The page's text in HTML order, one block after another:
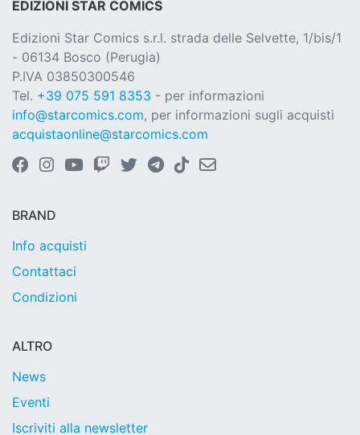
EDIZIONI STAR COMICS
Edizioni Star Comics s.r.l. strada delle Selvette, 1/bis/1
- 06134 Bosco (Perugia)
P.IVA 03850300546
Tel. +39 075 591 8353 - per informazioni
info@starcomics.com, per informazioni sugli acquisti
acquistaonline@starcomics.com
BRAND
Info acquisti
Contattaci
Condizioni
ALTRO
News
Eventi
Iscriviti alla newsletter